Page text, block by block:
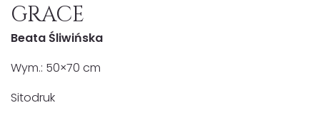
GRACE
Beata Śliwińska
Wym.: 50×70 cm
Sitodruk